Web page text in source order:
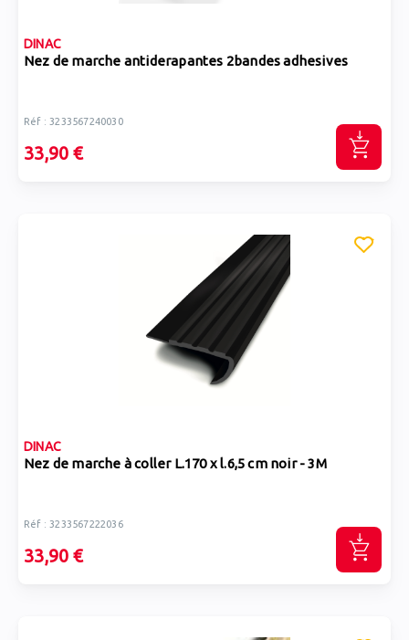
DINAC
Nez de marche antiderapantes 2bandes adhesives
Réf : 3233567240030
33,90 €
DINAC
Nez de marche à coller L.170 x l.6,5 cm noir - 3M
Réf : 3233567222036
33,90 €